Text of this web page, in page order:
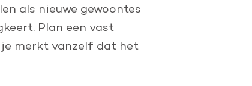
als nieuwe gewoontes
Plan een vast
merkt vanzelf dat het